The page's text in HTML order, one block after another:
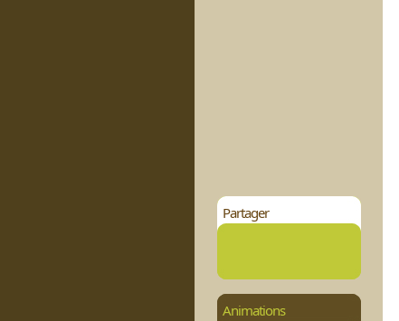
Partager
Animations